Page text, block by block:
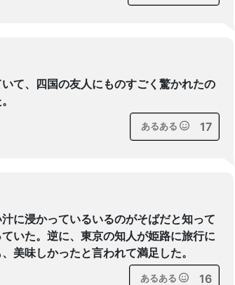
て、四国の友人にものすごく驚かれたの
あるある 17
に浸かっているいるのがそばだと知って
いた。逆に、東京の知人が姫路に旅行に
美味しかったと言われて満足した。
あるある 16